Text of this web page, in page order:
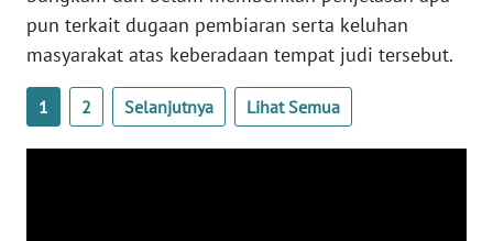
pun terkait dugaan pembiaran serta keluhan
masyarakat atas keberadaan tempat judi tersebut.
1 2 Selanjutnya Lihat Semua
WN
KALBAR
WN
KALTENG